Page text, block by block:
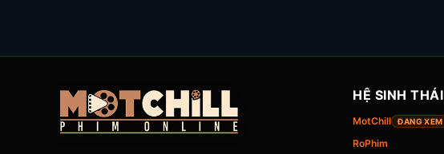
HỆ SINH THÁI
MotChill ĐANG XEM
RoPhim